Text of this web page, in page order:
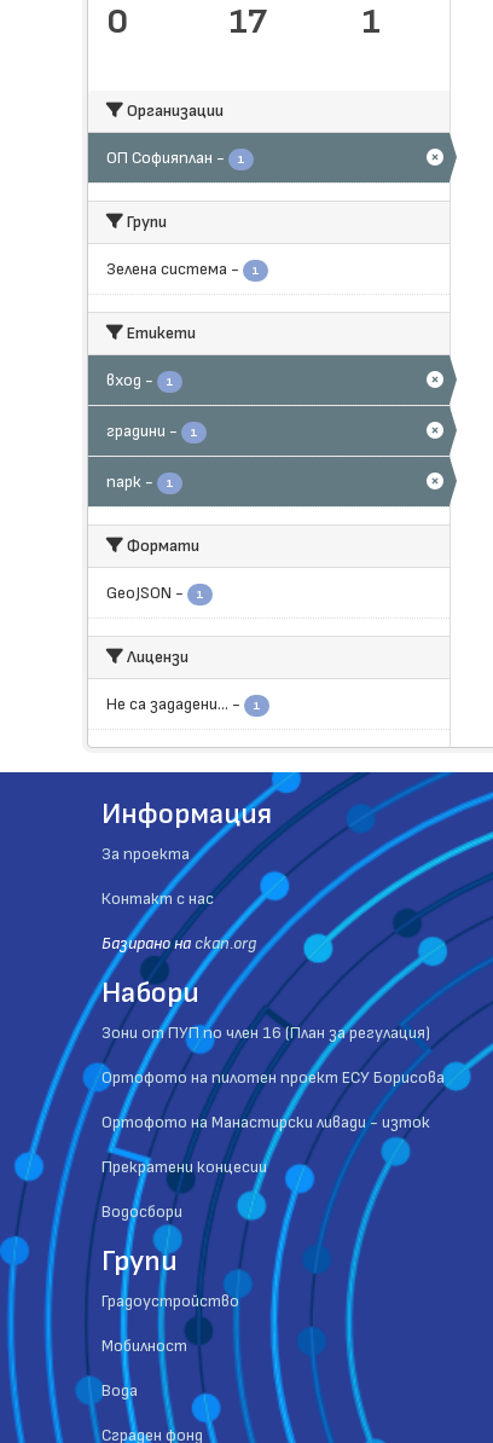
0 17 1
Организации
ОП Софияплан - 1
Групи
Зелена система - 1
Етикети
вход - 1
градини - 1
парк - 1
Формати
GeoJSON - 1
Лицензи
Не са зададени... - 1
Информация
За проекта
Контакт с нас
Базиранo на ckan.org
Набори
Зони от ПУП по член 16 (План за регулация)
Ортофото на пилотен проект ЕСУ Борисова
Ортофото на Манастирски ливади - изток
Прекратени концесии
Водосбори
Групи
Градоустройство
Мобилност
Вода
Сграден фонд